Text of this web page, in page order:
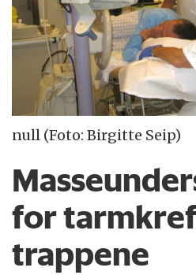
null (Foto: Birgitte Seip)
for
trappene